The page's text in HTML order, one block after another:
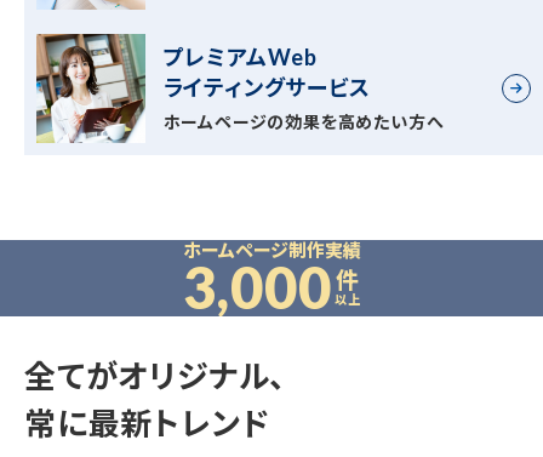
プレミアムWeb
ライティングサービス
ホームページの効果を高めたい方へ
ホームページ制作実績
3,000件
以上
全てがオリジナル、
常に最新トレンド